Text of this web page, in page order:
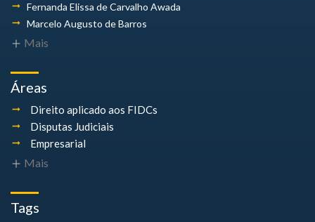
Fernanda Elissa de Carvalho Awada
Marcelo Augusto de Barros
Mais
Áreas
Direito aplicado aos FIDCs
Disputas Judiciais
Empresarial
Mais
Tags